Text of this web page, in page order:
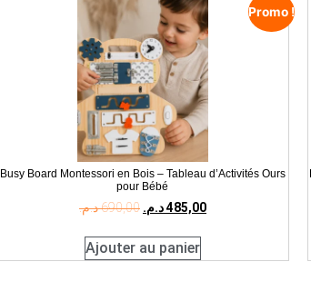
Promo !
Busy Board Montessori en Bois – Tableau d’Activités Ours
pour Bébé
690,00د.م. 485,00د.م.
Ajouter au panier